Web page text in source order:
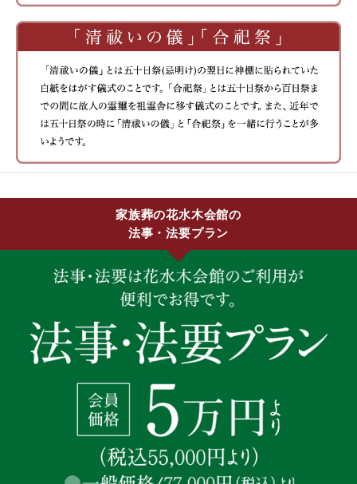
家族葬の花水木会館の
法事・法要プラン